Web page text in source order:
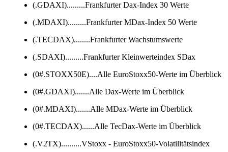
(.GDAXI).........Frankfurter Dax-Index 30 Werte
(.MDAXI).........Frankfurter MDax-Index 50 Werte
(.TECDAX)........Frankfurter Wachstumswerte
(.SDAXI).........Frankfurter Kleinwerteindex SDax
(0#.STOXX50E)....Alle EuroStoxx50-Werte im Überblick
(0#.GDAXI).......Alle Dax-Werte im Überblick
(0#.MDAXI).......Alle MDax-Werte im Überblick
(0#.TECDAX)......Alle TecDax-Werte im Überblick
(.V2TX)..........VStoxx - EuroStoxx50-Volatilitätsindex